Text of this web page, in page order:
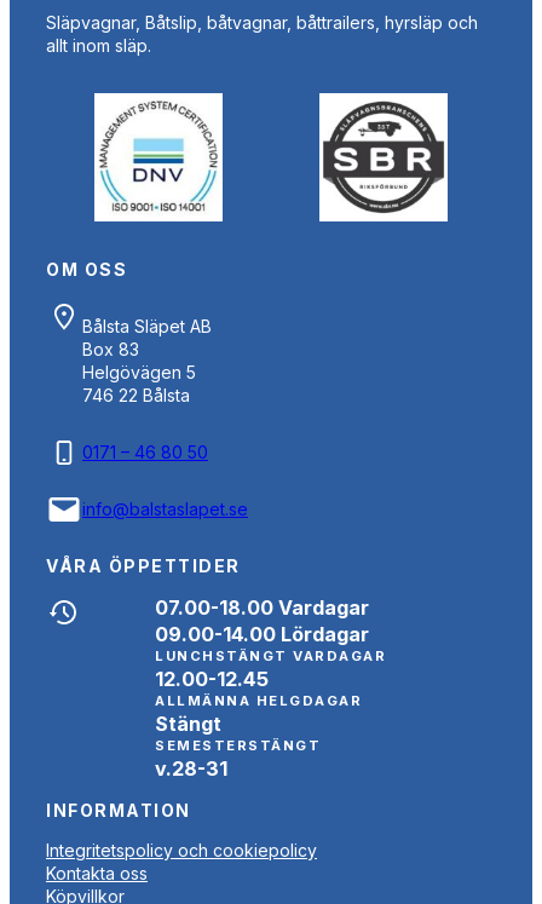
Släpvagnar, Båtslip, båtvagnar, båttrailers, hyrsläp och
allt inom släp.
OM OSS
Bålsta Släpet AB
Box 83
Helgövägen 5
746 22 Bålsta
0171 – 46 80 50
info@balstaslapet.se
VÅRA ÖPPETTIDER
07.00-18.00 Vardagar
09.00-14.00 Lördagar
LUNCHSTÄNGT VARDAGAR
12.00-12.45
ALLMÄNNA HELGDAGAR
Stängt
SEMESTERSTÄNGT
v.28-31
INFORMATION
Integritetspolicy och cookiepolicy
Kontakta oss
Köpvillkor